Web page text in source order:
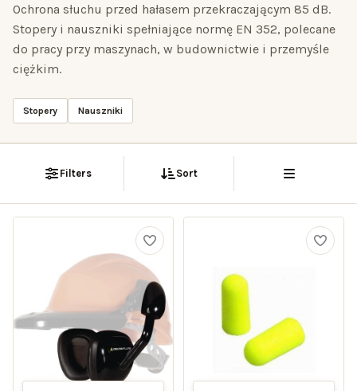
Ochrona słuchu przed hałasem przekraczającym 85 dB.
Stopery i nauszniki spełniające normę EN 352, polecane
do pracy przy maszynach, w budownictwie i przemyśle
ciężkim.
Stopery Nauszniki
Filters Sort